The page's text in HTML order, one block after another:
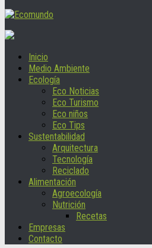
Inicio
Medio Ambiente
Ecología
Eco Noticias
Eco Turismo
Eco niños
Eco Tips
Sustentabilidad
Arquitectura
Tecnología
Reciclado
Alimentación
Agroecología
Nutrición
Recetas
Empresas
Contacto